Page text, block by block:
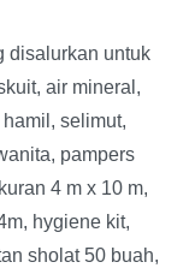
disalurkan untuk
air mineral,
selimut,
pampers
4 m x 10 m,
hygiene kit,
sholat 50 buah,